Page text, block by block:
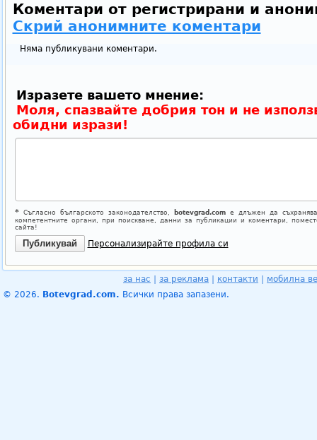
Коментари от регистрирани и
Скрий анонимните коментари
Няма публикувани коментари.
Изразете вашето мнение:
Моля, спазвайте добрия тон и не
обидни изрази!
*Съгласно българското законодателство, botevgrad.comе длъжен да
компетентните органи, при поискване, данни за публикации и коментари,
сайта!
Персонализирайте профила си
за нас за реклама контакти
мобилна
© 2026. Botevgrad.com. Всички права запазени.